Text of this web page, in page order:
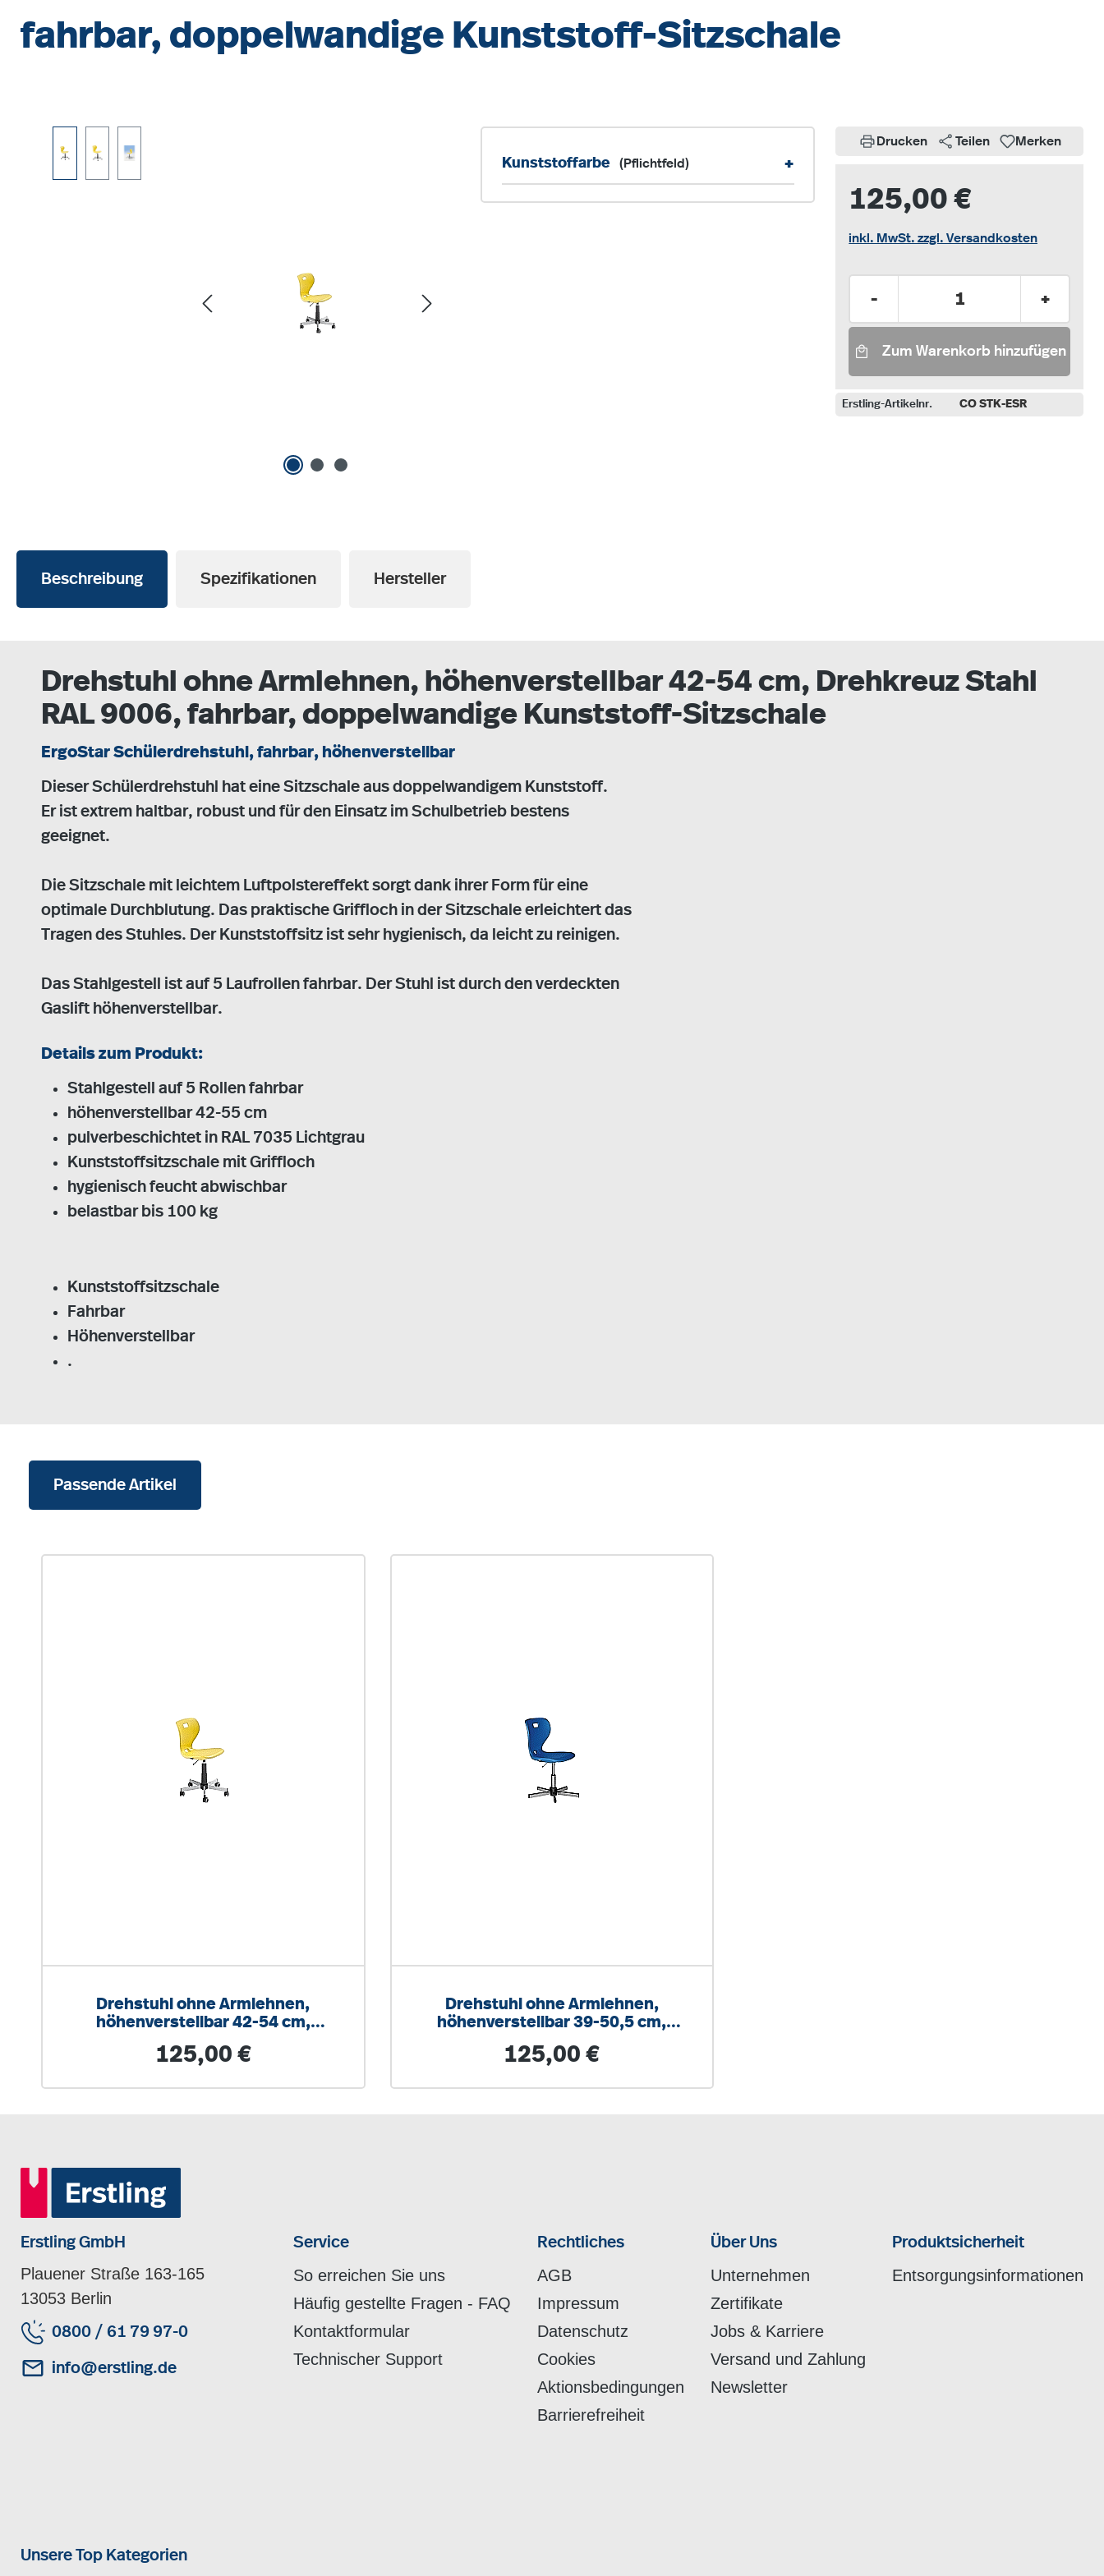
fahrbar, doppelwandige Kunststoff-Sitzschale
Kunststoffarbe (Pflichtfeld) +
Drucken Teilen Merken
125,00 €
inkl. MwSt. zzgl. Versandkosten
Produkt Anzahl: Gib den
- +
Zum Warenkorb hinzufügen
Erstling-Artikelnr. CO STK-ESR
Beschreibung Spezifikationen Hersteller
Drehstuhl ohne Armlehnen, höhenverstellbar 42-54 cm, Drehkreuz Stahl
RAL 9006, fahrbar, doppelwandige Kunststoff-Sitzschale
ErgoStar Schülerdrehstuhl, fahrbar, höhenverstellbar
Dieser Schülerdrehstuhl hat eine Sitzschale aus doppelwandigem Kunststoff.
Er ist extrem haltbar, robust und für den Einsatz im Schulbetrieb bestens
geeignet.
Die Sitzschale mit leichtem Luftpolstereffekt sorgt dank ihrer Form für eine
optimale Durchblutung. Das praktische Griffloch in der Sitzschale erleichtert das
Tragen des Stuhles. Der Kunststoffsitz ist sehr hygienisch, da leicht zu reinigen.
Das Stahlgestell ist auf 5 Laufrollen fahrbar. Der Stuhl ist durch den verdeckten
Gaslift höhenverstellbar.
Details zum Produkt:
Stahlgestell auf 5 Rollen fahrbar
höhenverstellbar 42-55 cm
pulverbeschichtet in RAL 7035 Lichtgrau
Kunststoffsitzschale mit Griffloch
hygienisch feucht abwischbar
belastbar bis 100 kg
Kunststoffsitzschale
Fahrbar
Höhenverstellbar
.
Passende Artikel
Drehstuhl ohne Armlehnen,
höhenverstellbar 42-54 cm,
Regulärer Preis:
125,00 €
Drehstuhl ohne Armlehnen,
höhenverstellbar 39-50,5 cm,
Regulärer Preis:
125,00 €
Erstling GmbH
Plauener Straße 163-165
13053 Berlin
0800 / 61 79 97-0
info@erstling.de
Service
So erreichen Sie uns
Häufig gestellte Fragen - FAQ
Kontaktformular
Technischer Support
Rechtliches
AGB
Impressum
Datenschutz
Cookies
Aktionsbedingungen
Barrierefreiheit
Über Uns
Unternehmen
Zertifikate
Jobs & Karriere
Versand und Zahlung
Newsletter
Produktsicherheit
Entsorgungsinformationen
Unsere Top Kategorien